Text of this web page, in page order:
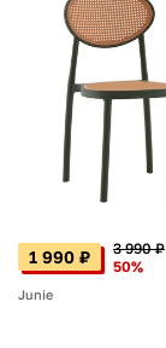
1 990 ₽
3 990 ₽
50%
Junie